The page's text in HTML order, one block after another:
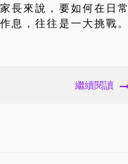
長來說，要如何在日常
息，往往是一大挑戰。
繼續閱讀